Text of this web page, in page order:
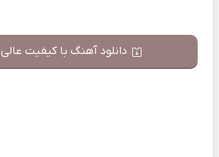
دانلود آهنگ با کیفیت عالی 320